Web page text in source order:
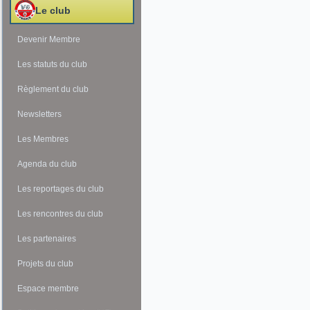
Le club
Devenir Membre
Les statuts du club
Règlement du club
Newsletters
Les Membres
Agenda du club
Les reportages du club
Les rencontres du club
Les partenaires
Projets du club
Espace membre